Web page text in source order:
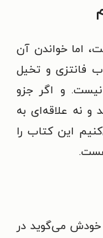
اما خواندن آن
فانتزی و تخیل
نیست. و اگر جزو
و نه علاقه‌ای به
این کتاب را
هست.
۱۹۶۵ است. خودش می‌گوید در